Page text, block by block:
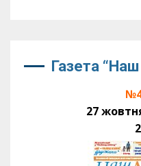
Газета
27